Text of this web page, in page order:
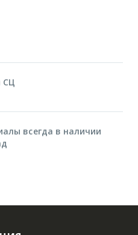
СЦ
всегда в наличии